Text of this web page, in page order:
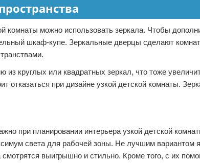
комнаты можно использовать зеркала. Чтобы
шкаф-купе. Зеркальные дверцы сделают
круглых или квадратных зеркал, что тоже
отказаться при дизайне узкой детской комнаты.
при планировании интерьера узкой детской
света для рабочей зоны. Не лучшим вариантом
выигрышно и стильно. Кроме того, с их